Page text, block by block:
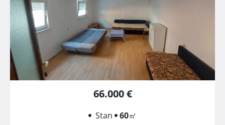
66.000 €
Stan 60㎡